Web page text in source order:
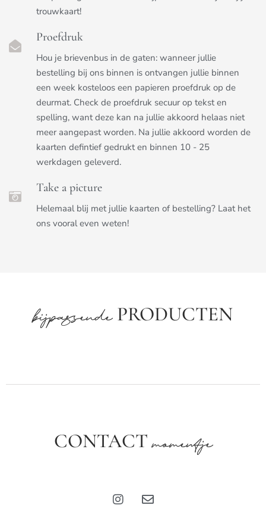
trouwkaart!
Proefdruk
Hou je brievenbus in de gaten: wanneer jullie
bestelling bij ons binnen is ontvangen jullie binnen
een week kosteloos een papieren proefdruk op de
deurmat. Check de proefdruk secuur op tekst en
spelling, want deze kan na jullie akkoord helaas niet
meer aangepast worden. Na jullie akkoord worden de
kaarten defintief gedrukt en binnen 10 - 25
werkdagen geleverd.
Take a picture
Helemaal blij met jullie kaarten of bestelling? Laat het
ons vooral even weten!
bijpassendePRODUCTEN
CONTACTmomentje